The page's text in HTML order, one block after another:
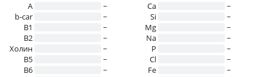
A
~
b-car
~
В1
~
B2
~
Холин
~
B5
~
B6
~
Ca
~
Si
~
Mg
~
Na
~
P
~
Cl
~
Fe
~